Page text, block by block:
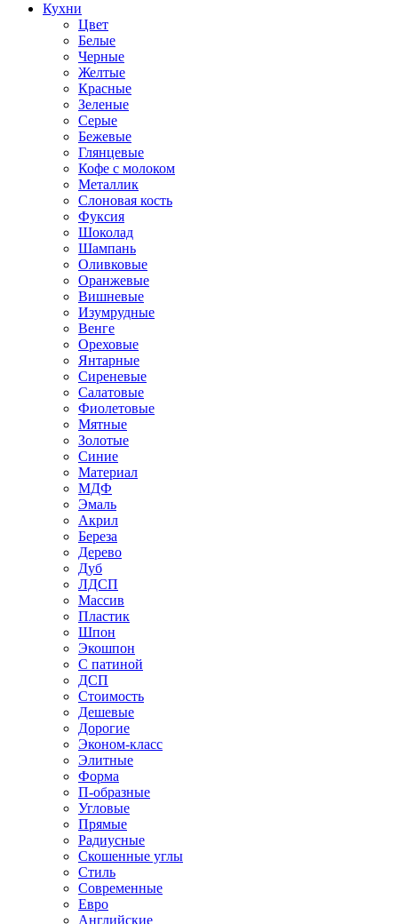
Кухни
Цвет
Белые
Черные
Желтые
Красные
Зеленые
Серые
Бежевые
Глянцевые
Кофе с молоком
Металлик
Слоновая кость
Фуксия
Шоколад
Шампань
Оливковые
Оранжевые
Вишневые
Изумрудные
Венге
Ореховые
Янтарные
Сиреневые
Салатовые
Фиолетовые
Мятные
Золотые
Синие
Материал
МДФ
Эмаль
Акрил
Береза
Дерево
Дуб
ЛДСП
Массив
Пластик
Шпон
Экошпон
С патиной
ДСП
Стоимость
Дешевые
Дорогие
Эконом-класс
Элитные
Форма
П-образные
Угловые
Прямые
Радиусные
Скошенные углы
Стиль
Современные
Евро
Английские